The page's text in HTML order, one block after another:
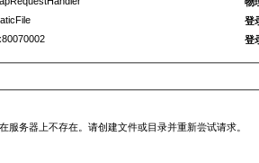
登
登
服务器上不存在。请创建文件或目录并重新尝试请求。